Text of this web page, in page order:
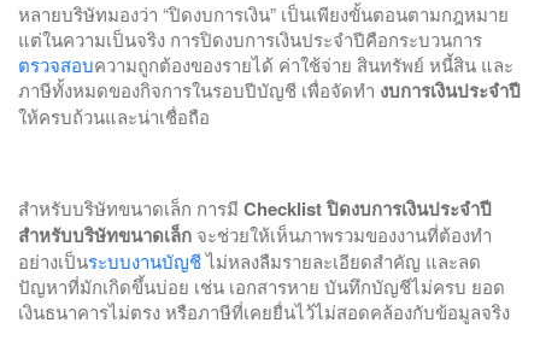
หลายบริษัทมองว่า “ปิดงบการเงิน” เป็นเพียงขั้นตอนตามกฎหมาย
แต่ในความเป็นจริง การปิดงบการเงินประจำปีคือกระบวนการ
ตรวจสอบความถูกต้องของรายได้ ค่าใช้จ่าย สินทรัพย์ หนี้สิน และ
ภาษีทั้งหมดของกิจการในรอบปีบัญชี เพื่อจัดทำ งบการเงินประจำปี
ให้ครบถ้วนและน่าเชื่อถือ
สำหรับบริษัทขนาดเล็ก การมี Checklist ปิดงบการเงินประจำปี
สำหรับบริษัทขนาดเล็ก จะช่วยให้เห็นภาพรวมของงานที่ต้องทำ
อย่างเป็นระบบงานบัญชีไม่หลงลืมรายละเอียดสำคัญ และลด
ปัญหาที่มักเกิดขึ้นบ่อย เช่น เอกสารหาย บันทึกบัญชีไม่ครบ ยอด
เงินธนาคารไม่ตรง หรือภาษีที่เคยยื่นไว้ไม่สอดคล้องกับข้อมูลจริง